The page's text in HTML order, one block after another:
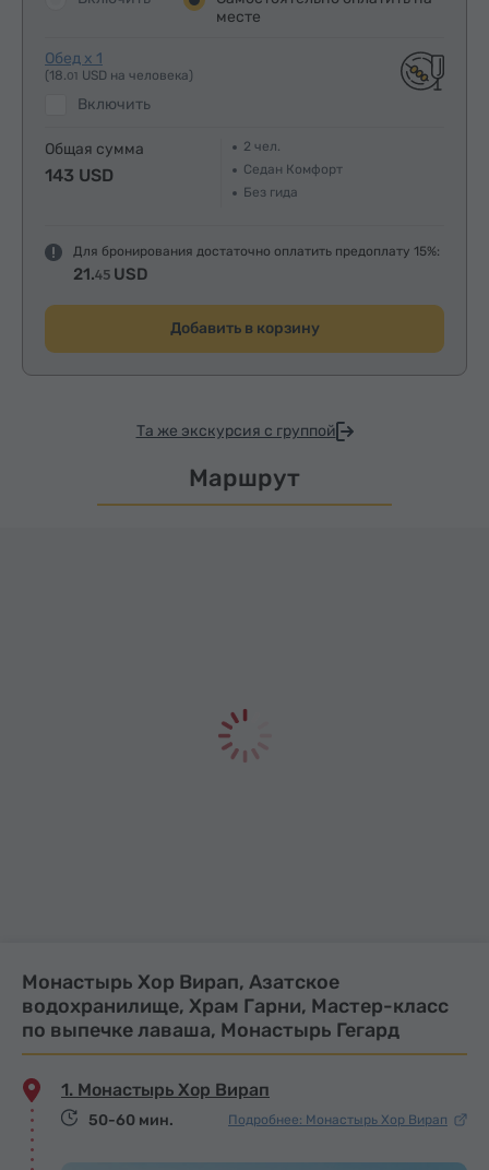
месте
Обед x 1
(18.01 USD на человека)
Включить
Общая сумма
143 USD
2 чел.
Седан Комфорт
Без гида
Для бронирования достаточно оплатить предоплату 15%:
21.45 USD
Добавить в корзину
Та же экскурсия с группой
Маршрут
Монастырь Хор Вирап, Азатское
водохранилище, Храм Гарни, Мастер-класс
по выпечке лаваша, Монастырь Гегард
1. Монастырь Хор Вирап
50-60 мин. Подробнее: Монастырь Хор Вирап